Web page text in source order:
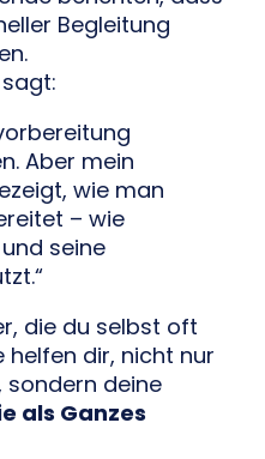
Begleitung
sagt:
Aber mein
wie man
– wie
seine
die du selbst oft
helfen dir, nicht nur
sondern deine
als Ganzes